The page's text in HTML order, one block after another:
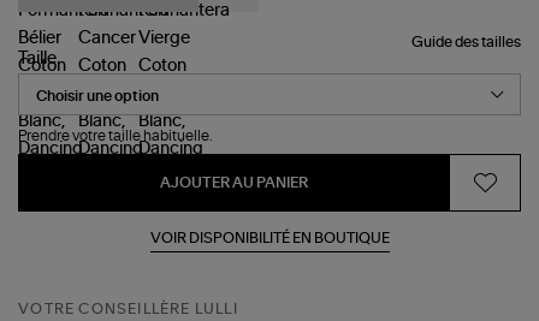
in
Tulum
Guide des tailles
Taille
Prendre votre taille habituelle.
AJOUTER AU PANIER
VOIR DISPONIBILITÉ EN BOUTIQUE
VOTRE CONSEILLÈRE LULLI